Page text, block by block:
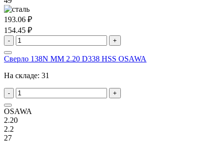
193.06 ₽
154.45 ₽
- +
Сверло 138N MM 2.20 D338 HSS OSAWA
На складе: 31
- +
OSAWA
2.20
2.2
27